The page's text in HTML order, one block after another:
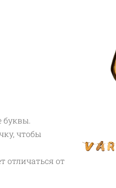
буквы.
чтобы
отличаться от